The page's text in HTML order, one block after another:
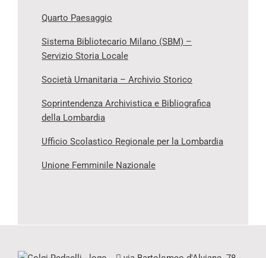
Quarto Paesaggio
Sistema Bibliotecario Milano (SBM) –
Servizio Storia Locale
Società Umanitaria – Archivio Storico
Soprintendenza Archivistica e Bibliografica
della Lombardia
Ufficio Scolastico Regionale per la Lombardia
Unione Femminile Nazionale